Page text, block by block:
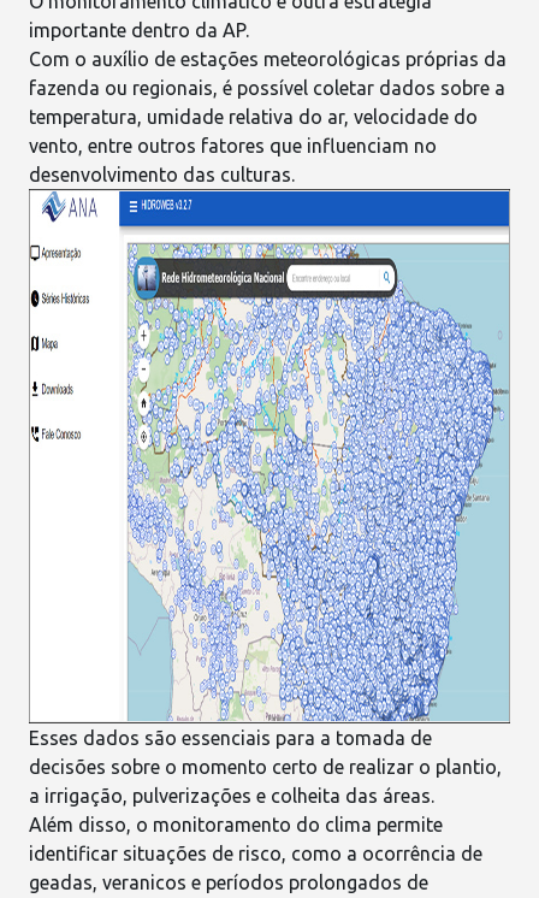
importante dentro da AP.
Com o auxílio de estações meteorológicas próprias da
fazenda ou regionais, é possível coletar dados sobre a
temperatura, umidade relativa do ar, velocidade do
vento, entre outros fatores que influenciam no
desenvolvimento das culturas.
Esses dados são essenciais para a tomada de
decisões sobre o momento certo de realizar o plantio,
a irrigação, pulverizações e colheita das áreas.
Além disso, o monitoramento do clima permite
identificar situações de risco, como a ocorrência de
geadas, veranicos e períodos prolongados de